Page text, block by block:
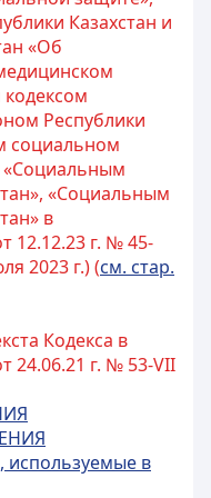
Казахстан и
«Об
Республики
социальном
«Социальным
«Социальным
в
12.12.23 г. № 45-
2023 г.) (см. стар.
Кодекса в
24.06.21 г. № 53-VII
используемые в